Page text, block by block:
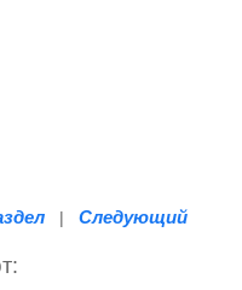
| Следующий